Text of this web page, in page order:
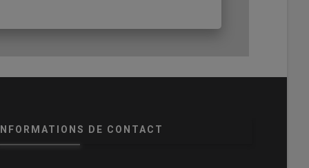
INFORMATIONS DE CONTACT